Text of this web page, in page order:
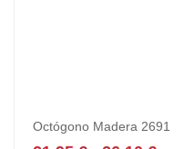
Octógono Madera 2691